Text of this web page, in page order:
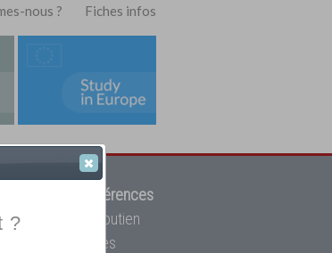
nous ? Fiches infos
12908 références
des cours de soutien
les écoles privées
?